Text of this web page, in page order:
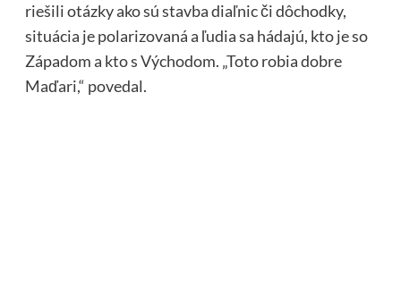
riešili otázky ako sú stavba diaľnic či dôchodky,
situácia je polarizovaná a ľudia sa hádajú, kto je so
Západom a kto s Východom. „Toto robia dobre
Maďari,“ povedal.